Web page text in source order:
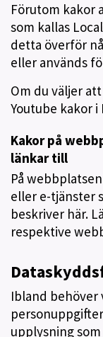
Förutom kakor
som kallas
detta överför
eller används
Om du väljer
Youtube kakor i
Kakor på
länkar till
På
eller e-tjänster
beskriver här.
respektive
Ibland behöver
upplysning